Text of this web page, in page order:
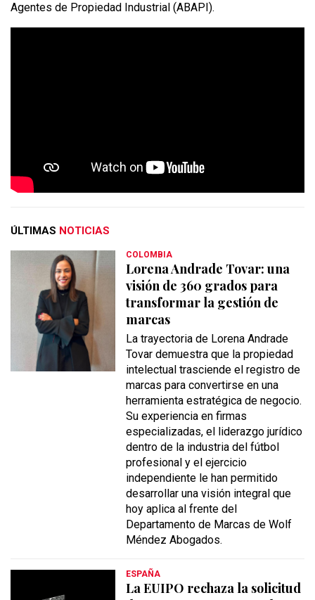
Agentes de Propiedad Industrial (ABAPI).
ÚLTIMAS NOTICIAS
COLOMBIA
Lorena Andrade Tovar: una
visión de 360 grados para
transformar la gestión de
marcas
La trayectoria de Lorena Andrade
Tovar demuestra que la propiedad
intelectual trasciende el registro de
marcas para convertirse en una
herramienta estratégica de negocio.
Su experiencia en firmas
especializadas, el liderazgo jurídico
dentro de la industria del fútbol
profesional y el ejercicio
independiente le han permitido
desarrollar una visión integral que
hoy aplica al frente del
Departamento de Marcas de Wolf
Méndez Abogados.
ESPAÑA
La EUIPO rechaza la solicitud